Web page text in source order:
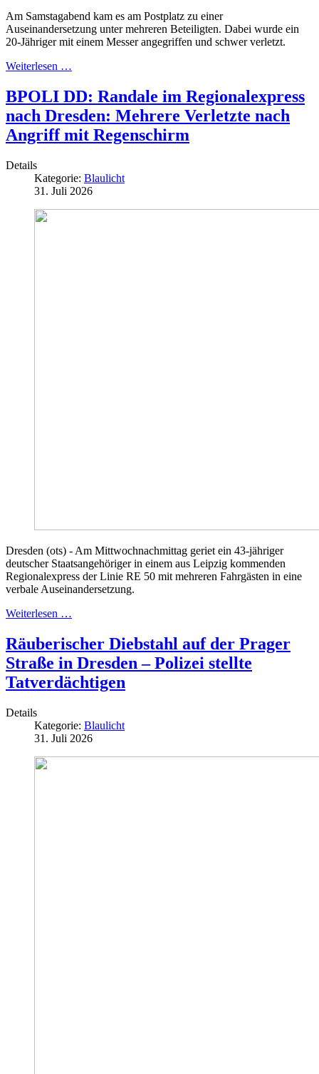
Am Samstagabend kam es am Postplatz zu einer
Auseinandersetzung unter mehreren Beteiligten. Dabei wurde ein
20-Jähriger mit einem Messer angegriffen und schwer verletzt.
Weiterlesen …
BPOLI DD: Randale im Regionalexpress
nach Dresden: Mehrere Verletzte nach
Angriff mit Regenschirm
Details
Kategorie: Blaulicht
31. Juli 2026
Dresden (ots) - Am Mittwochnachmittag geriet ein 43-jähriger
deutscher Staatsangehöriger in einem aus Leipzig kommenden
Regionalexpress der Linie RE 50 mit mehreren Fahrgästen in eine
verbale Auseinandersetzung.
Weiterlesen …
Räuberischer Diebstahl auf der Prager
Straße in Dresden – Polizei stellte
Tatverdächtigen
Details
Kategorie: Blaulicht
31. Juli 2026